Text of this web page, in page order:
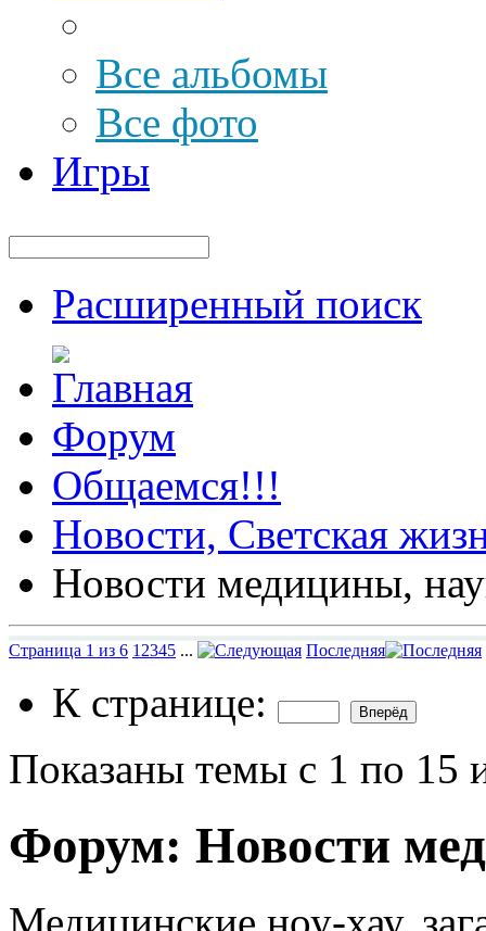
Все альбомы
Все фото
Игры
Расширенный поиск
Форум
Общаемся!!!
Новости, Светская
Новости медицины,
Страница 1 из 6 1 2345 ... Последняя
К странице:
Показаны темы с 1 по 15
Форум: Новости